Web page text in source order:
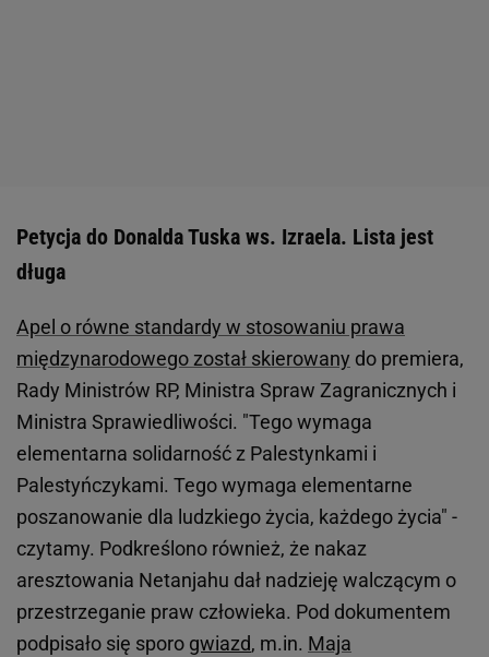
Petycja do Donalda Tuska ws. Izraela. Lista jest
długa
Apel o równe standardy w stosowaniu prawa
międzynarodowego został skierowany do premiera,
Rady Ministrów RP, Ministra Spraw Zagranicznych i
Ministra Sprawiedliwości. "Tego wymaga
elementarna solidarność z Palestynkami i
Palestyńczykami. Tego wymaga elementarne
poszanowanie dla ludzkiego życia, każdego życia" -
czytamy. Podkreślono również, że nakaz
aresztowania Netanjahu dał nadzieję walczącym o
przestrzeganie praw człowieka. Pod dokumentem
podpisało się sporo gwiazd, m.in. Maja